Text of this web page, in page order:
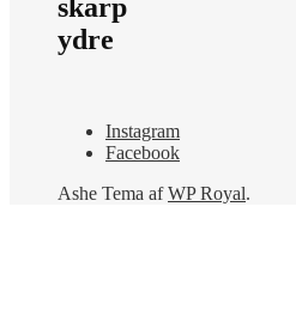
skarp
ydre
Instagram
Facebook
Ashe Tema afWP Royal.